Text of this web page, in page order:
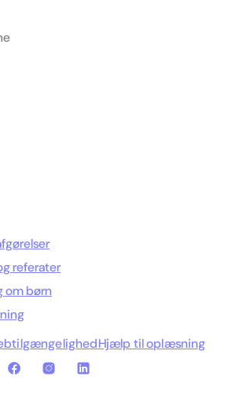
referater
om børn
Hjælp til oplæsning